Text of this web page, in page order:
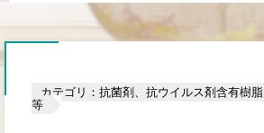
カテゴリ：抗菌剤、抗ウイルス剤含有樹
等